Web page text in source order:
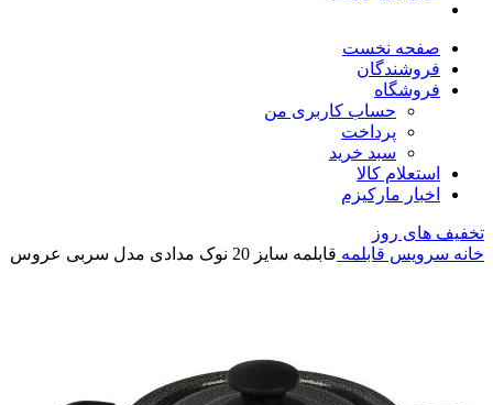
صفحه نخست
فروشندگان
فروشگاه
حساب کاربری من
پرداخت
سبد خرید
استعلام کالا
اخبار مارکیزم
تخفیف های روز
خانه سرویس قابلمه قابلمه سایز 20 نوک مدادی مدل سربی عروس